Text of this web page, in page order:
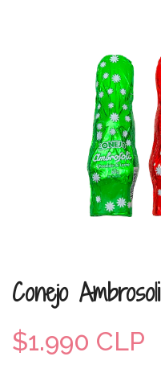
Conejo Ambrosoli
$1.990 CLP